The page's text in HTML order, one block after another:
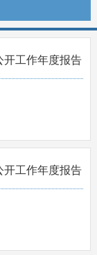
工作年度报告
工作年度报告